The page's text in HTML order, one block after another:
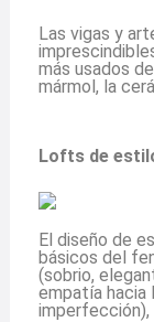
Las vigas y
más usados
mármol, la
Lofts de
El diseño de
básicos del
(sobrio,
empatía hacia
imperfección),